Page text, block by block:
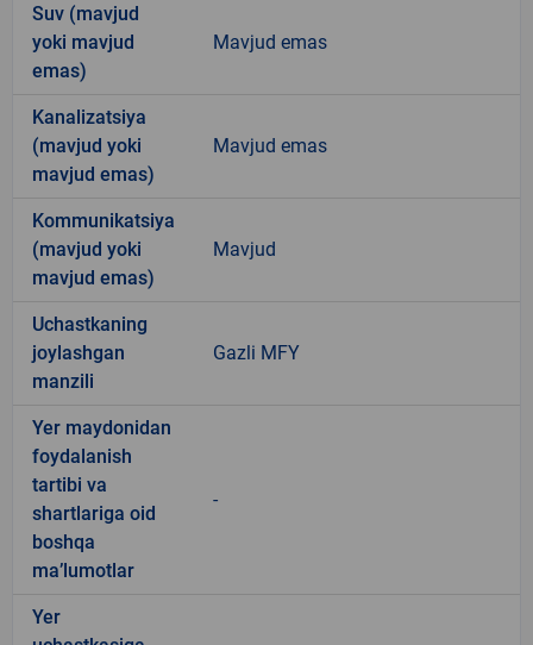
Suv (mavjud
yoki mavjud
emas)
Mavjud emas
Kanalizatsiya
(mavjud yoki
mavjud emas)
Mavjud emas
Kommunikatsiya
(mavjud yoki
mavjud emas)
Mavjud
Uchastkaning
joylashgan
manzili
Gazli MFY
Yer maydonidan
foydalanish
tartibi va
shartlariga oid
boshqa
ma’lumotlar
-
Yer